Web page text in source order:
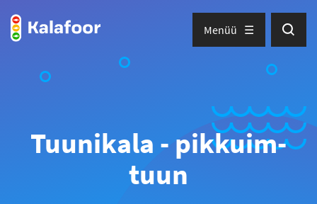
Menüü
Tuunikala - pikkuim-
tuun